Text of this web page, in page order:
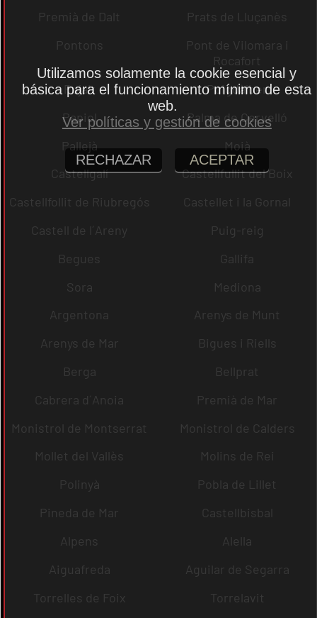
Premià de Dalt
Prats de Lluçanès
Pontons
Pont de Vilomara i
Rocafort
Pujalt
Puigdàlber
Papiol
Palma de Cervelló
Pallejà
Moià
Castellgalí
Castellfullit del Boix
Castellfollit de Riubregós
Castellet i la Gornal
Castell de l´Areny
Puig-reig
Begues
Gallifa
Sora
Mediona
Argentona
Arenys de Munt
Arenys de Mar
Bigues i Riells
Berga
Bellprat
Cabrera d´Anoia
Premià de Mar
Monistrol de Montserrat
Monistrol de Calders
Mollet del Vallès
Molins de Rei
Polinyà
Pobla de Lillet
Pineda de Mar
Castellbisbal
Alpens
Alella
Aiguafreda
Aguilar de Segarra
Torrelles de Foix
Torrelavit
Utilizamos solamente la cookie esencial y
básica para el funcionamiento mínimo de esta
web.
Ver políticas y gestión de cookies
RECHAZAR ACEPTAR